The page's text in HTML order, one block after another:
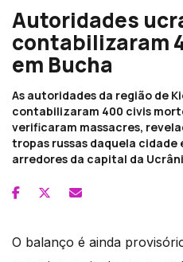
Autoridades
contabilizaram
em Bucha
As autoridades da região de
contabilizaram 400 civis
verificaram massacres,
tropas russas daquela cidade
arredores da capital da
O balanço é ainda